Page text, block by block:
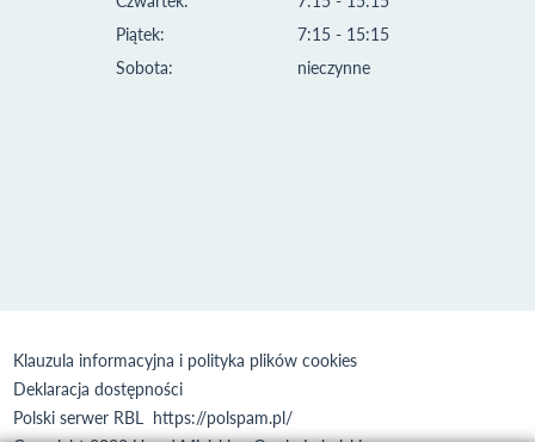
Piątek:
Sobota:
7:15 - 15:15
nieczynne
Klauzula informacyjna i polityka plików cookies
Deklaracja dostępności
Polski serwer RBL https://polspam.pl/